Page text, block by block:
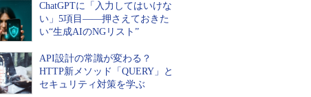
ChatGPTに「入力してはいけな
い」5項目――押さえておきた
い“生成AIのNGリスト”
API設計の常識が変わる？
HTTP新メソッド「QUERY」と
セキュリティ対策を学ぶ